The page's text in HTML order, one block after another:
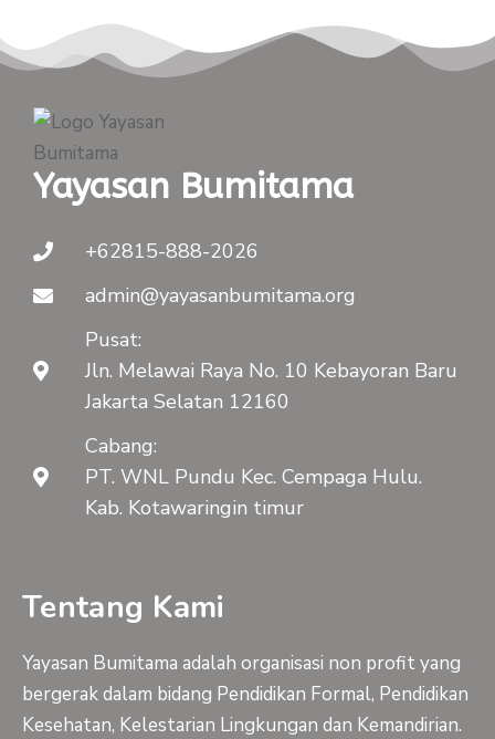
Yayasan Bumitama
+62815-888-2026
admin@yayasanbumitama.org
Pusat:
Jln. Melawai Raya No. 10 Kebayoran Baru
Jakarta Selatan 12160
Cabang:
PT. WNL Pundu Kec. Cempaga Hulu.
Kab. Kotawaringin timur
Tentang Kami
Yayasan Bumitama adalah organisasi non profit yang
bergerak dalam bidang Pendidikan Formal, Pendidikan
Kesehatan, Kelestarian Lingkungan dan Kemandirian.